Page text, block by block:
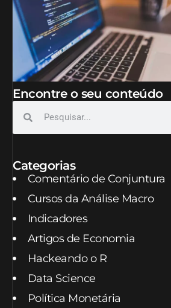
Encontre o seu conteúdo
Categorias
Comentário de Conjuntura
Cursos da Análise Macro
Indicadores
Artigos de Economia
Hackeando o R
Data Science
Política Monetária